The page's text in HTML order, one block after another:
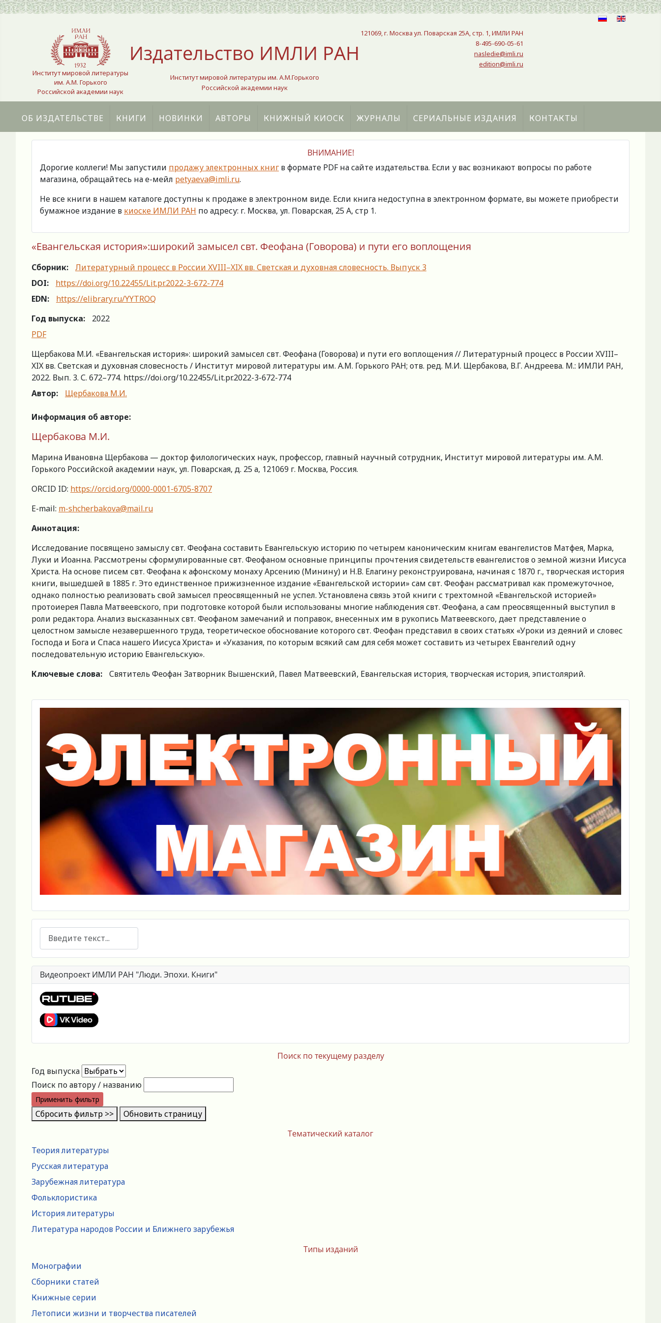
Выберите язык
Институт мировой литературы
им. А.М. Горького
Российской академии наук
Издательство ИМЛИ РАН
Институт мировой литературы им. А.М.Горького
Российской академии наук
121069, г. Москва ул. Поварская 25A, стр. 1, ИМЛИ РАН
8-495-690-05-61
nasledie@imli.ru
edition@imli.ru
ОБ ИЗДАТЕЛЬСТВЕ КНИГИ НОВИНКИ АВТОРЫ КНИЖНЫЙ КИОСК ЖУРНАЛЫ СЕРИАЛЬНЫЕ ИЗДАНИЯ КОНТАКТЫ
Тематический каталог
Теория литературы
Русская литература
Зарубежная литература
Фольклористика
История литературы
Литература народов России и Ближнего зарубежья
Типы изданий
Монографии
Сборники статей
Книжные серии
Летописи жизни и творчества писателей
ВНИМАНИЕ!
Дорогие коллеги! Мы запустили продажу электронных книг в формате PDF на сайте издательства. Если у вас возникают вопросы по работе
магазина, обращайтесь на е-мейл petyaeva@imli.ru.
Не все книги в нашем каталоге доступны к продаже в электронном виде. Если книга недоступна в электронном формате, вы можете приобрести
бумажное издание в киоске ИМЛИ РАН по адресу: г. Москва, ул. Поварская, 25 А, стр 1.
«Евангельская история»:широкий замысел свт. Феофана (Говорова) и пути его воплощения
Сборник:
Литературный процесс в России XVIII–XIX вв. Светская и духовная словесность. Выпуск 3
DOI:
https://doi.org/10.22455/Lit.pr.2022-3-672-774
EDN:
https://elibrary.ru/YYTROQ
Год выпуска:
2022
PDF
Щербакова М.И. «Евангельская история»: широкий замысел свт. Феофана (Говорова) и пути его воплощения // Литературный процесс в России XVIII–
XIX вв. Светская и духовная словесность / Институт мировой литературы им. А.М. Горького РАН; отв. ред. М.И. Щербакова, В.Г. Андреева. М.: ИМЛИ РАН,
2022. Вып. 3. С. 672–774. https://doi.org/10.22455/Lit.pr.2022-3-672-774
Автор:
Щербакова М.И.
Информация об авторе:
Щербакова М.И.
Марина Ивановна Щербакова — доктор филологических наук, профессор, главный научный сотрудник, Институт мировой литературы им. А.М.
Горького Российской академии наук, ул. Поварская, д. 25 а, 121069 г. Москва, Россия.
ORCID ID: https://orcid.org/0000-0001-6705-8707
E-mail: m-shcherbakova@mail.ru
Аннотация:
Исследование посвящено замыслу свт. Феофана составить Евангельскую историю по четырем каноническим книгам евангелистов Матфея, Марка,
Луки и Иоанна. Рассмотрены сформулированные свт. Феофаном основные принципы прочтения свидетельств евангелистов о земной жизни Иисуса
Христа. На основе писем свт. Феофана к афонскому монаху Арсению (Минину) и Н.В. Елагину реконструирована, начиная с 1870 г., творческая история
книги, вышедшей в 1885 г. Это единственное прижизненное издание «Евангельской истории» сам свт. Феофан рассматривал как промежуточное,
однако полностью реализовать свой замысел преосвященный не успел. Установлена связь этой книги с трехтомной «Евангельской историей»
протоиерея Павла Матвеевского, при подготовке которой были использованы многие наблюдения свт. Феофана, а сам преосвященный выступил в
роли редактора. Анализ высказанных свт. Феофаном замечаний и поправок, внесенных им в рукопись Матвеевского, дает представление о
целостном замысле незавершенного труда, теоретическое обоснование которого свт. Феофан представил в своих статьях «Уроки из деяний и словес
Господа и Бога и Спаса нашего Иисуса Христа» и «Указания, по которым всякий сам для себя может составить из четырех Евангелий одну
последовательную историю Евангельскую».
Ключевые слова:
Святитель Феофан Затворник Вышенский, Павел Матвеевский, Евангельская история, творческая история, эпистолярий.
Поиск
Видеопроект ИМЛИ РАН "Люди. Эпохи. Книги"
Поиск по текущему разделу
Год выпуска
Поиск по автору / названию
Применить фильтр
Сбросить фильтр >> Обновить страницу